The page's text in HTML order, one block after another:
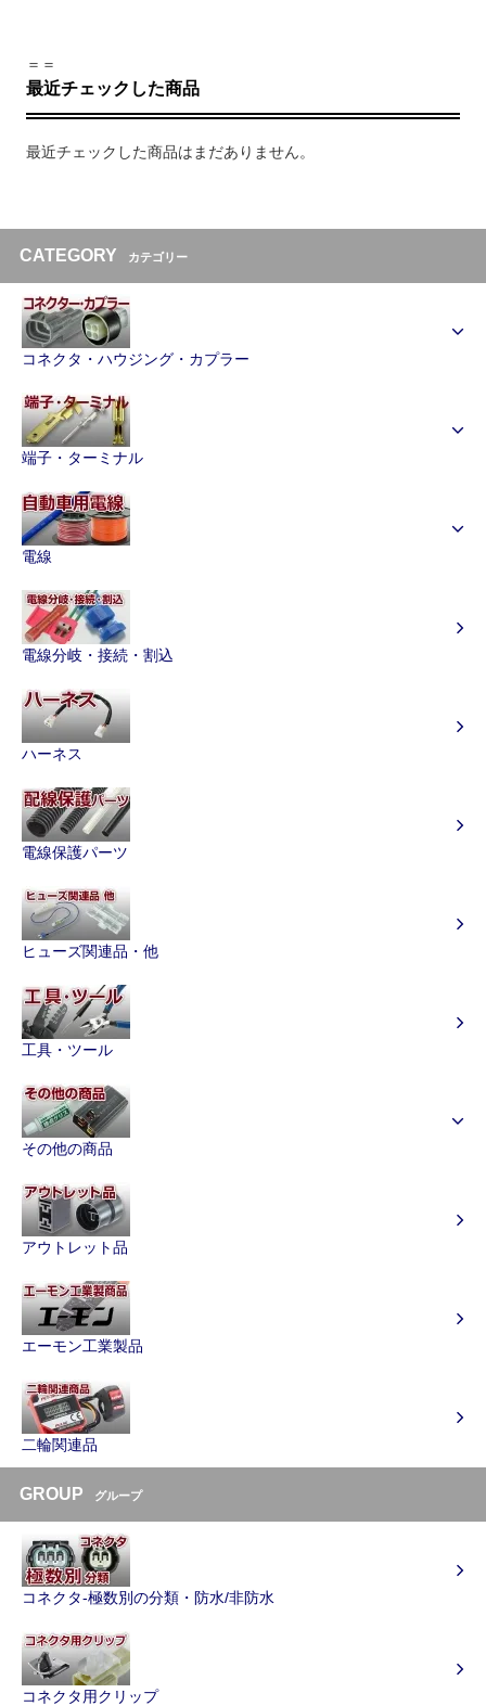
＝＝
最近チェックした商品
最近チェックした商品はまだありません。
CATEGORY カテゴリー
コネクタ・ハウジング・カプラー
端子・ターミナル
電線
電線分岐・接続・割込
ハーネス
電線保護パーツ
ヒューズ関連品・他
工具・ツール
その他の商品
アウトレット品
エーモン工業製品
二輪関連品
GROUP グループ
コネクタ-極数別の分類・防水/非防水
コネクタ用クリップ